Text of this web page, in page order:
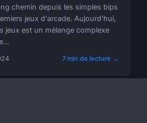
chemin depuis les simples bips
jeux d'arcade. Aujourd'hui,
jeux est un mélange complexe
7 min de lecture →